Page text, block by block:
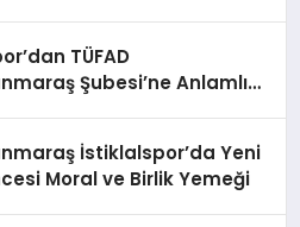
TÜFAD
Şubesi’ne Anlamlı
İstiklalspor’da Yeni
Moral ve Birlik Yemeği